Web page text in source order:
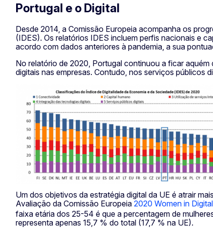
Portugal e o Digital
Desde 2014, a Comissão Europeia acompanha os
(IDES). Os relatórios IDES incluem perfis nacionais e
acordo com dados anteriores à pandemia, a sua
No relatório de 2020, Portugal continuou a ficar
digitais nas empresas. Contudo, nos serviços públicos
Um dos objetivos da estratégia digital da UE é atrair
Avaliação da Comissão Europeia 2020 Women in Digital
faixa etária dos 25-54 é que a percentagem de
representa apenas 15,7 % do total (17,7 % na UE).